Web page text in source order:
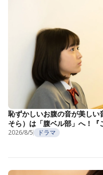
恥ずかしいお腹の音が美し
そら）は「腹ベル部」へ！
2026/8/5 ドラマ